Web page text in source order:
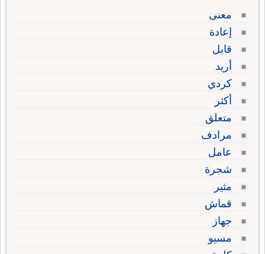
معنى
إعادة
قابل
أريد
كردي
أكثر
متعلق
مرادف
عامل
شجرة
مثير
قماش
جهاز
مسيو